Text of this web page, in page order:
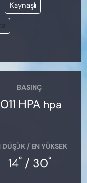
Kaynaşlı
BASINÇ
HPA hpa
DÜŞÜK / EN YÜKSEK
14°/ 30°